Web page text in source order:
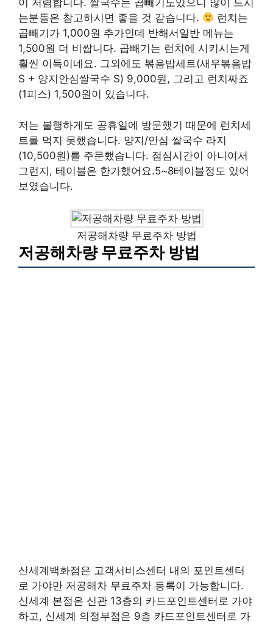
이 저렴합니다. 쌀국수는 곱빼기도있으니 많이 드시
는분들은 참고하시면 좋을 것 같습니다.
런치는
곱빼기가 1,000원 추가인데 반해서일반 메뉴는
1,500원 더 비쌉니다. 곱빼기는 런치에 시키시는게
훨씬 이득이네요. 그외에도 볶음밥세트(새우볶음밥
S + 양지안심쌀국수 S) 9,000원, 그리고 런치짜죠
(1피스) 1,500원이 있습니다.
저는 불행하게도 공휴일에 방문했기 때문에 런치세
트를 먹지 못했습니다. 양지/안심 쌀국수 라지
(10,500원)를 주문했습니다. 점심시간이 아니여서
그런지, 테이블은 한가했어요.5~8테이블정도 있어
보였습니다.
저공해차량 무료주차 방법
저공해차량 무료주차 방법
신세계백화점은 고객서비스센터 내의 포인트센터
로 가야만 저공해차 무료주차 등록이 가능합니다.
신세계 본점은 신관 13층의 카드포인트센터로 가야
하고, 신세계 의정부점은 9층 카드포인트센터로 가